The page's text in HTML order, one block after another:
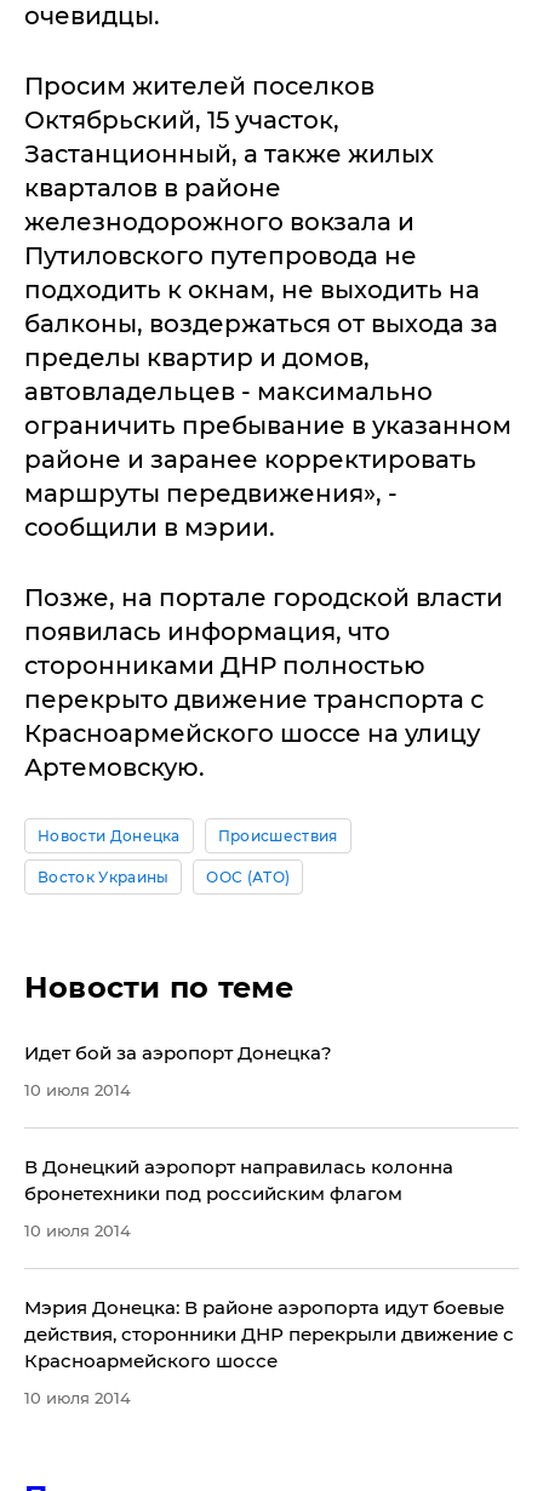
очевидцы.
Просим жителей поселков
Октябрьский, 15 участок,
Застанционный, а также жилых
кварталов в районе
железнодорожного вокзала и
Путиловского путепровода не
подходить к окнам, не выходить на
балконы, воздержаться от выхода за
пределы квартир и домов,
автовладельцев - максимально
ограничить пребывание в указанном
районе и заранее корректировать
маршруты передвижения», -
сообщили в мэрии.
Позже, на портале городской власти
появилась информация, что
сторонниками ДНР полностью
перекрыто движение транспорта с
Красноармейского шоссе на улицу
Артемовскую.
Новости Донецка Происшествия
Восток Украины ООС (АТО)
Новости по теме
Идет бой за аэропорт Донецка?
10 июля 2014
​В Донецкий аэропорт направилась колонна
бронетехники под российским флагом
10 июля 2014
Мэрия Донецка: В районе аэропорта идут боевые
действия, сторонники ДНР перекрыли движение с
Красноармейского шоссе
10 июля 2014